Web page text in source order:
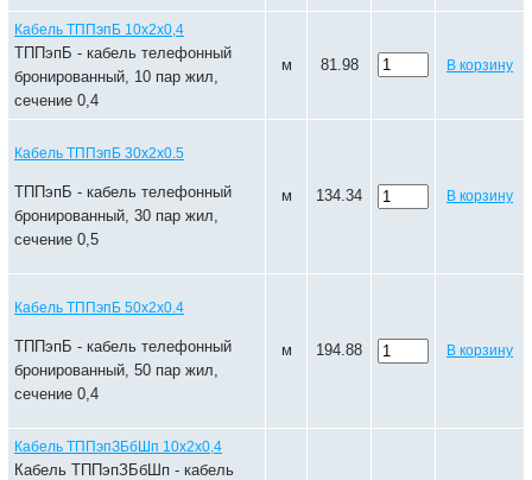
Кабель ТППэпБ 10х2х0,4
ТППэпБ - кабель телефонный
бронированный, 10 пар жил,
сечение 0,4
м 81.98 В корзину
Кабель ТППэпБ 30х2х0.5
ТППэпБ - кабель телефонный
бронированный, 30 пар жил,
сечение 0,5
м 134.34 В корзину
Кабель ТППэпБ 50х2х0.4
ТППэпБ - кабель телефонный
бронированный, 50 пар жил,
сечение 0,4
м 194.88 В корзину
Кабель ТППэпЗБбШп 10х2х0,4
Кабель ТППэпЗБбШп - кабель